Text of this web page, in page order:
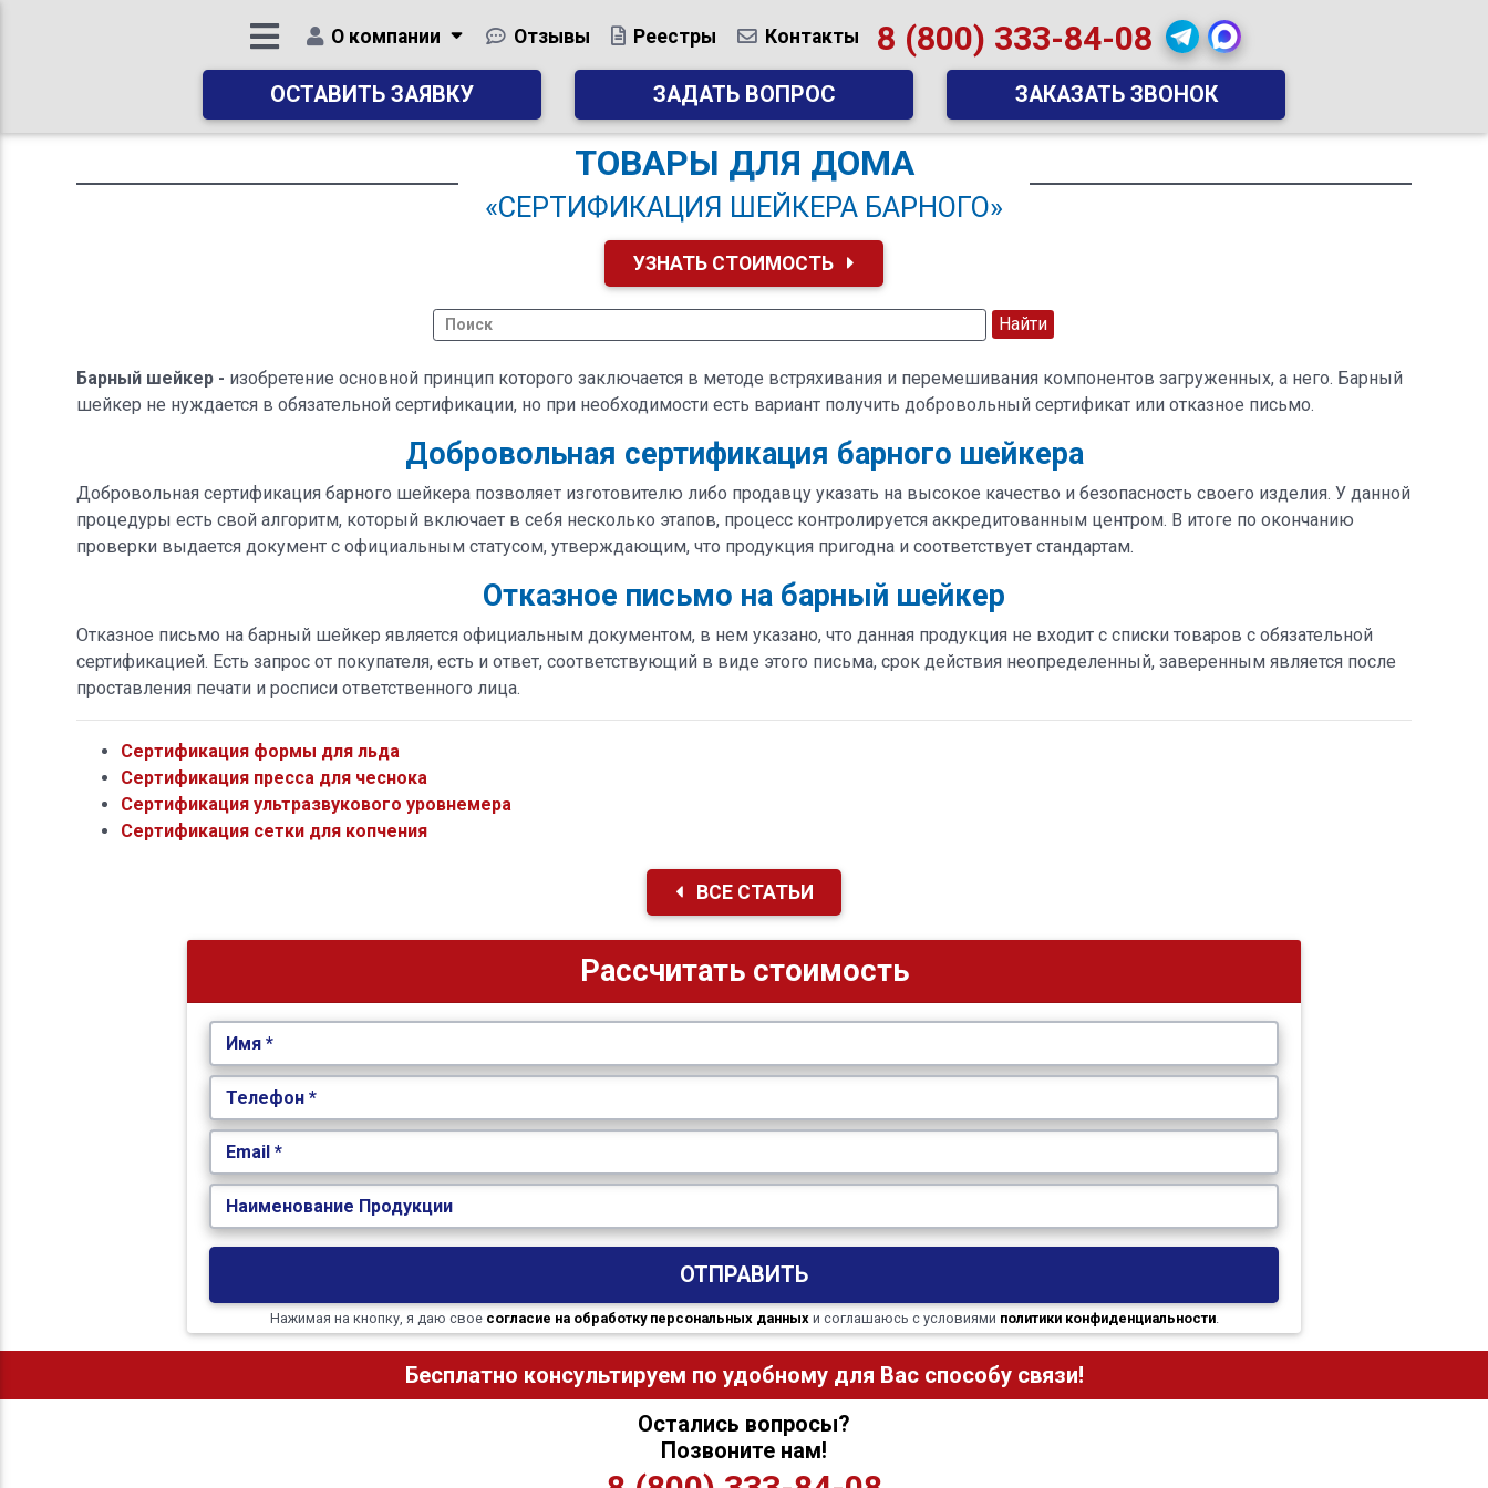
О компании Отзывы Реестры Контакты 8 (800) 333-84-08
ОСТАВИТЬ ЗАЯВКУ ЗАДАТЬ ВОПРОС ЗАКАЗАТЬ ЗВОНОК
ТОВАРЫ ДЛЯ ДОМА
«СЕРТИФИКАЦИЯ ШЕЙКЕРА БАРНОГО»
УЗНАТЬ СТОИМОСТЬ
Барный шейкер - изобретение основной принцип которого заключается в методе встряхивания и перемешивания компонентов загруженных, а него. Барный
шейкер не нуждается в обязательной сертификации, но при необходимости есть вариант получить добровольный сертификат или отказное письмо.
Добровольная сертификация барного шейкера
Добровольная сертификация барного шейкера позволяет изготовителю либо продавцу указать на высокое качество и безопасность своего изделия. У данной
процедуры есть свой алгоритм, который включает в себя несколько этапов, процесс контролируется аккредитованным центром. В итоге по окончанию
проверки выдается документ с официальным статусом, утверждающим, что продукция пригодна и соответствует стандартам.
Отказное письмо на барный шейкер
Отказное письмо на барный шейкер является официальным документом, в нем указано, что данная продукция не входит с списки товаров с обязательной
сертификацией. Есть запрос от покупателя, есть и ответ, соответствующий в виде этого письма, срок действия неопределенный, заверенным является после
проставления печати и росписи ответственного лица.
Сертификация формы для льда
Сертификация пресса для чеснока
Сертификация ультразвукового уровнемера
Сертификация сетки для копчения
ВСЕ СТАТЬИ
Рассчитать стоимость
Имя *
Телефон *
Email *
Наименование Продукции
ОТПРАВИТЬ
Нажимая на кнопку, я даю свое согласие на обработку персональных данныхи соглашаюсь с условиями политики конфиденциальности.
Бесплатно консультируем по удобному для Вас способу связи!
Остались вопросы?
Позвоните нам!